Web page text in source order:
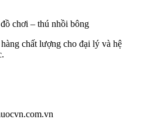
chơi – thú nhồi bông
chất lượng cho đại lý và hệ